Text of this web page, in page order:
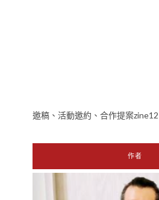
邀稿、活動邀約、合作提案
作者